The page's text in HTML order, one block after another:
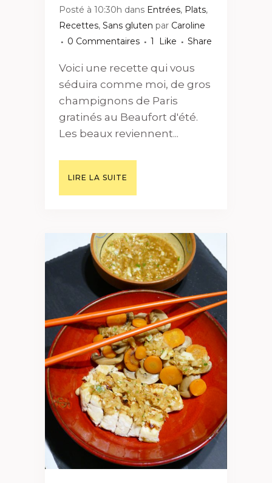
Posté à 10:30h dans Entrées, Plats,
Recettes, Sans gluten par Caroline
0 Commentaires
1 Like Share
Voici une recette qui vous
séduira comme moi, de gros
champignons de Paris
gratinés au Beaufort d'été.
Les beaux reviennent...
LIRE LA SUITE